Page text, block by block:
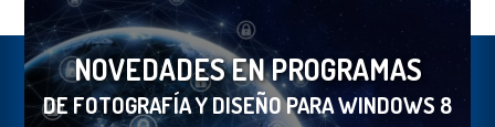
NOVEDADES EN PROGRAMAS
DE FOTOGRAFÍA Y DISEÑO PARA WINDOWS 8